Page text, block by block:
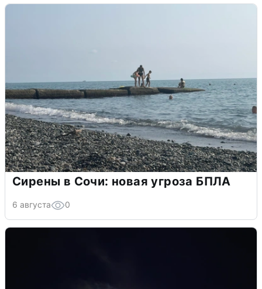
Сирены в Сочи: новая угроза БПЛА
6 августа 0